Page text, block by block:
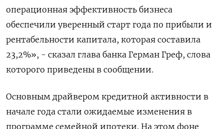
операционная эффективность бизнеса
обеспечили уверенный старт года по прибыли и
рентабельности капитала, которая составила
23,2%», - сказал глава банка Герман Греф, слова
которого приведены в сообщении.
Основным драйвером ⁠кредитной активности в
начале года стали ожидаемые ​изменения в
программе семейной ипотеки. На этом фоне